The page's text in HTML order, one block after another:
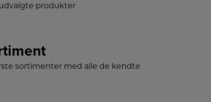
produkter
sortimenter med alle de kendte